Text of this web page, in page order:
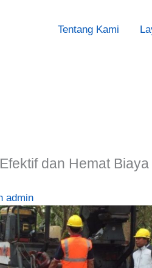
Tentang Kami
dan Hemat
admin